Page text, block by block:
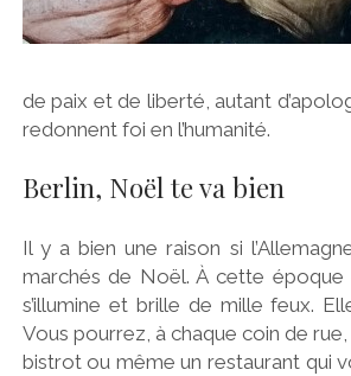
de paix et de liberté, autant
redonnent foi en l’humanité.
Berlin, Noël te va bien
Il y a bien une raison si
marchés de Noël. À cette époque
s’illumine et brille de mille feux.
Vous pourrez, à chaque coin de
bistrot ou même un restaurant qui